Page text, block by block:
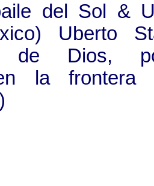
del Sol &
Uberto
de Dios,
la frontera